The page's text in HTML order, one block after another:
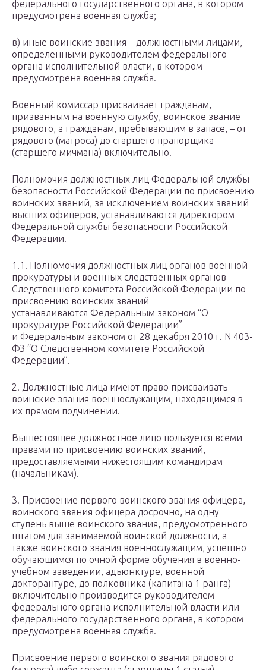
федерального государственного органа, в котором
предусмотрена военная служба;
в) иные воинские звания – должностными лицами,
определенными руководителем федерального
органа исполнительной власти, в котором
предусмотрена военная служба.
Военный комиссар присваивает гражданам,
призванным на военную службу, воинское звание
рядового, а гражданам, пребывающим в запасе, – от
рядового (матроса) до старшего прапорщика
(старшего мичмана) включительно.
Полномочия должностных лиц Федеральной службы
безопасности Российской Федерации по присвоению
воинских званий, за исключением воинских званий
высших офицеров, устанавливаются директором
Федеральной службы безопасности Российской
Федерации.
1.1. Полномочия должностных лиц органов военной
прокуратуры и военных следственных органов
Следственного комитета Российской Федерации по
присвоению воинских званий
устанавливаются Федеральным законом “О
прокуратуре Российской Федерации”
и Федеральным законом от 28 декабря 2010 г. N 403-
ФЗ “О Следственном комитете Российской
Федерации”.
2. Должностные лица имеют право присваивать
воинские звания военнослужащим, находящимся в
их прямом подчинении.
Вышестоящее должностное лицо пользуется всеми
правами по присвоению воинских званий,
предоставляемыми нижестоящим командирам
(начальникам).
3. Присвоение первого воинского звания офицера,
воинского звания офицера досрочно, на одну
ступень выше воинского звания, предусмотренного
штатом для занимаемой воинской должности, а
также воинского звания военнослужащим, успешно
обучающимся по очной форме обучения в военно-
учебном заведении, адъюнктуре, военной
докторантуре, до полковника (капитана 1 ранга)
включительно производится руководителем
федерального органа исполнительной власти или
федерального государственного органа, в котором
предусмотрена военная служба.
Присвоение первого воинского звания рядового